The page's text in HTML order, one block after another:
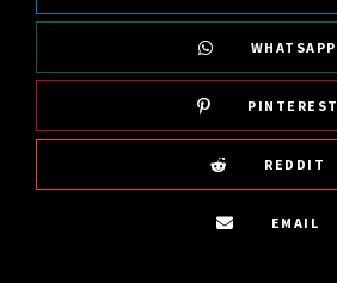
WHATSAPP
PINTEREST
REDDIT
EMAIL